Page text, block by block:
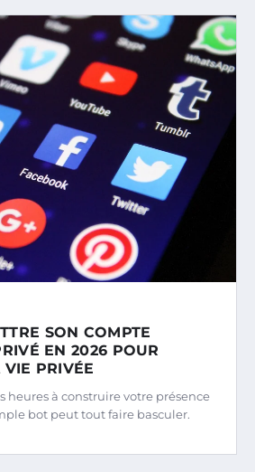
SON COMPTE
EN 2026 POUR
VIE PRIVÉE
heures à construire votre présence
bot peut tout faire basculer.